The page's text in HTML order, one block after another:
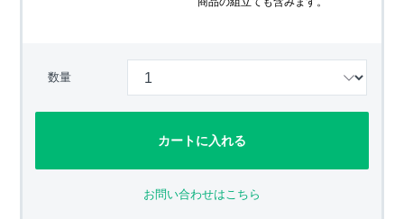
数量
カートに入れる
お問い合わせはこちら